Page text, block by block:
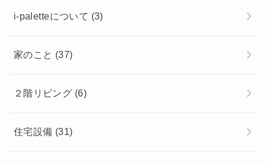
i-paletteについて (3)
家のこと (37)
２階リビング (6)
住宅設備 (31)